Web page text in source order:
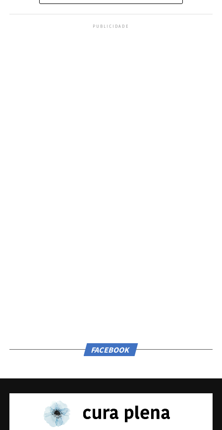
PUBLICIDADE
FACEBOOK